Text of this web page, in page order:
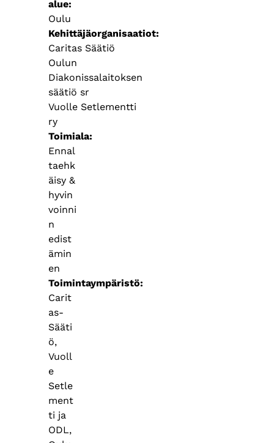
alue
Oulu
Kehittäjäorganisaatiot
Caritas Säätiö
Oulun
Diakonissalaitoksen
säätiö sr
Vuolle Setlementti
ry
Toimiala
Ennal
taehk
äisy &
hyvin
voinni
n
edist
ämin
en
Toimintaympäristö
Carit
as-
Sääti
ö,
Vuoll
e
Setle
ment
ti ja
ODL,